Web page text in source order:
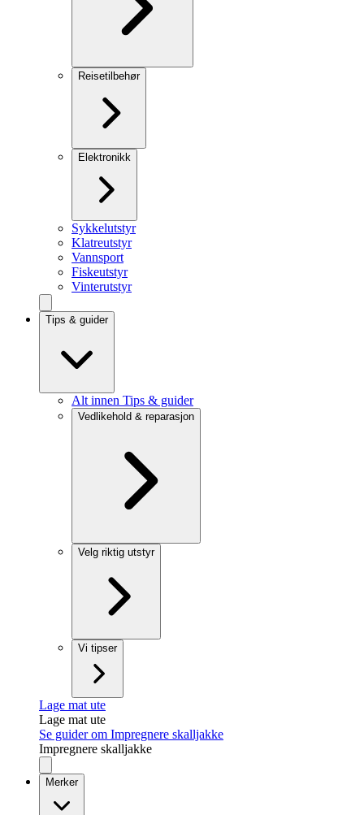
Reisetilbehør
Elektronikk
Sykkelutstyr
Klatreutstyr
Vannsport
Fiskeutstyr
Vinterutstyr
Tips & guider
Alt innen Tips & guider
Vedlikehold & reparasjon
Velg riktig utstyr
Vi tipser
Lage mat ute
Lage mat ute
Se guider om Impregnere skalljakke
Impregnere skalljakke
Merker